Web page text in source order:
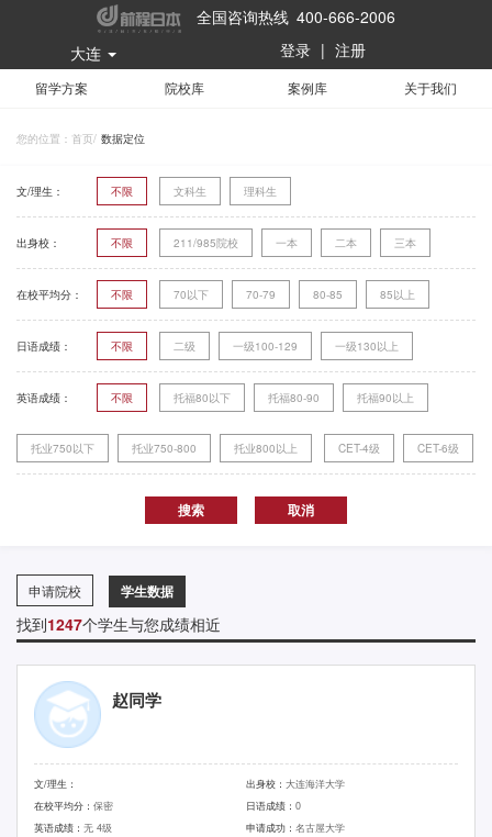
全国咨询热线 400-666-2006
大连
登录 | 注册
留学方案 院校库 案例库 关于我们
您的位置： 首页/ 数据定位
文/理生： 不限 文科生 理科生
出身校： 不限 211/985院校 一本 二本 三本
在校平均分： 不限 70以下 70-79 80-85 85以上
日语成绩： 不限 二级 一级100-129 一级130以上
英语成绩： 不限 托福80以下 托福80-90 托福90以上
托业750以下 托业750-800 托业800以上 CET-4级 CET-6级
申请院校 学生数据
找到1247个学生与您成绩相近
赵同学
文/理生： 出身校： 大连海洋大学
在校平均分： 保密 日语成绩： 0
英语成绩： 无 4级 申请成功： 名古屋大学